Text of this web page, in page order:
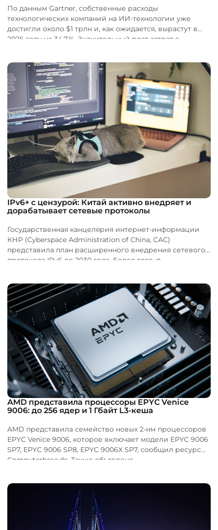
По данным Gartner, собственные расходы
технологических компаний на ИИ-технологии уже
достигли около $1 трлн и, как ожидается, вырастут в
2026 году на 34,7 %. Значительный рост затрат с...
IPv6+ с цензурой: Китай активно внедряет и
дорабатывает сетевые протоколы
Государственная канцелярия интернет-информации
КНР (Cyberspace Administration of China, CAC)
представила план расширенного внедрения сетевого
протокола IPv6 до 2030 года. Более того, п...
AMD представила процессоры EPYC Venice
9006: до 256 ядер и 1 Гбайт L3-кеша
AMD представила семейство новых 2-нм процессоров
EPYC Venice 9006, которое включает модели EPYC 9006
SP7, EPYC 9006 SP8, EPYC 9006X SP7, сообщил ресурс
Computerbase.de. Также объявлено...